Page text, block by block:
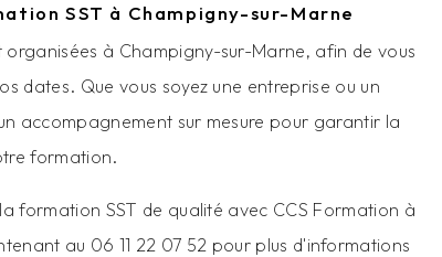
SST à Champigny-sur-Marne
à Champigny-sur-Marne, afin de vous
dates. Que vous soyez une entreprise ou un
accompagnement sur mesure pour garantir la
formation.
formation SST de qualité avec CCS Formation à
au 06 11 22 07 52 pour plus d'informations